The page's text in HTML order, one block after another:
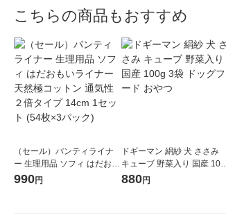
こちらの商品もおすすめ
（セール）パンティライナ
ー 生理用品 ソフィ はだおも
いライナー 天然極コットン
990円
ドギーマン 絹紗 犬 ささみ
キューブ 野菜入り 国産 100
g 3袋 ドッグフード おやつ
880円